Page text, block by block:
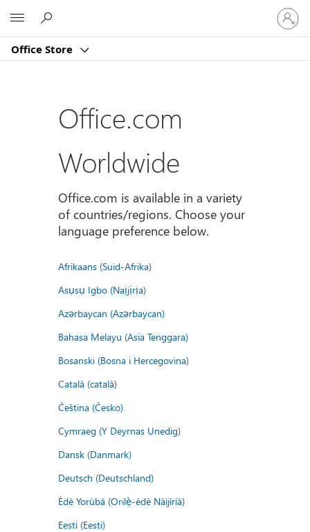
Office Store
Sign
in
to
account
Office.com
Worldwide
Office.com is available in a variety
of countries/regions. Choose your
language preference below.
Afrikaans (Suid-Afrika)
Asụsụ Igbo (Naịjịrịa)
Azərbaycan (Azərbaycan)
Bahasa Melayu (Asia Tenggara)
Bosanski (Bosna i Hercegovina)
Català (català)
Čeština (Česko)
Cymraeg (Y Deyrnas Unedig)
Dansk (Danmark)
Deutsch (Deutschland)
Èdè Yorùbá (Orilẹ̀-èdè Nàìjíríà)
Eesti (Eesti)